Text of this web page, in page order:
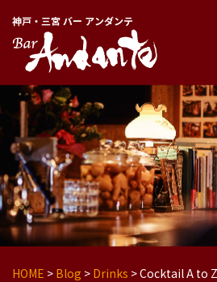
神戸・三宮 バー アンダンテ
HOME > Blog > Drinks >Cocktail A to